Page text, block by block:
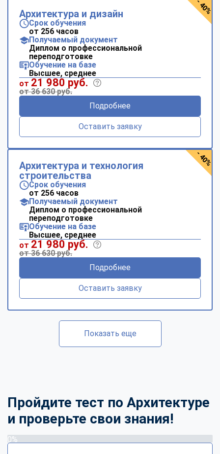
Архитектура и дизайн
Срок обучения
от 256 часов
Получаемый документ
Диплом о профессиональной
переподготовке
Обучение на базе
Высшее, среднее
от 21 980 руб.
от 36 630 руб.
Подробнее
Оставить заявку
- 40%
Архитектура и технология
строительства
Срок обучения
от 256 часов
Получаемый документ
Диплом о профессиональной
переподготовке
Обучение на базе
Высшее, среднее
от 21 980 руб.
от 36 630 руб.
Подробнее
Оставить заявку
- 40%
Показать еще
Пройдите тест по Архитектуре
и проверьте свои знания!
0%